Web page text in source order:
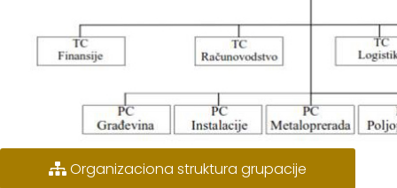
Organizaciona struktura grupacije